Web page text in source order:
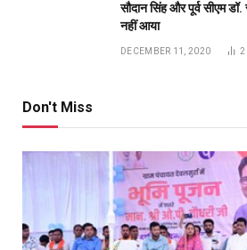
सौदान सिंह और पूर्व सीएम
नहीं आया
DECEMBER 11, 2020
Don't Miss